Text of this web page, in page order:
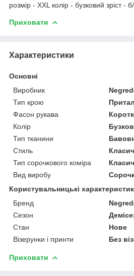
розмір - XXL колір - бузковий зріст -
Приховати
Характеристики
Основні
Виробник
Тип крою
Фасон рукава
Колір
Тип тканини
Стиль
Тип сорочкового коміра
Вид виробу
Користувальницькі
Бренд
Сезон
Стан
Нове
Візерунки і принти
Без
Приховати